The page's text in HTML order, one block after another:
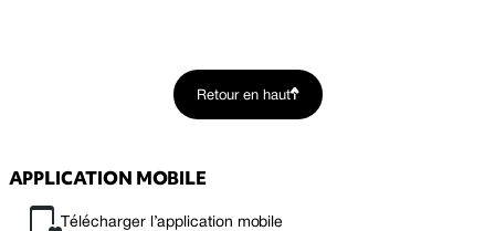
Retour en haut
APPLICATION MOBILE
Télécharger l’application mobile